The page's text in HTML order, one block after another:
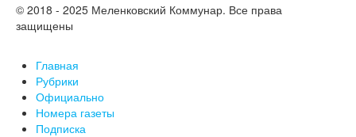
© 2018 - 2025 Меленковский Коммунар. Все права
защищены
Главная
Рубрики
Официально
Номера газеты
Подписка